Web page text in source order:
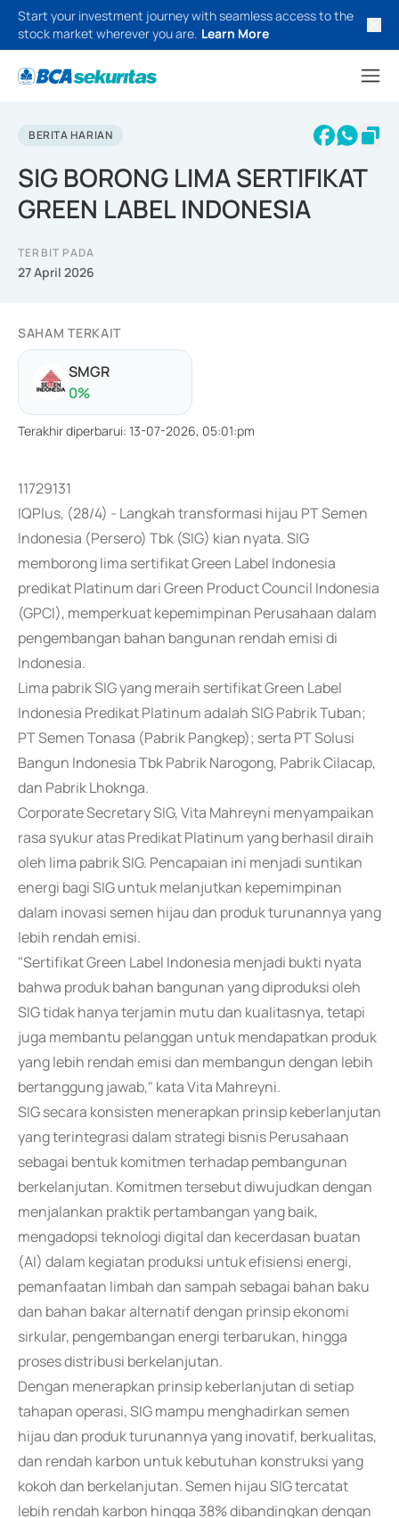
Start your investment journey with seamless access to the
stock market wherever you are. Learn More
BERITA HARIAN
SIG BORONG LIMA SERTIFIKAT
GREEN LABEL INDONESIA
TERBIT PADA
27 April 2026
SAHAM TERKAIT
SMGR
0%
Terakhir diperbarui: 13-07-2026, 05:01:pm
11729131
IQPlus, (28/4) - Langkah transformasi hijau PT Semen
Indonesia (Persero) Tbk (SIG) kian nyata. SIG
memborong lima sertifikat Green Label Indonesia
predikat Platinum dari Green Product Council Indonesia
(GPCI), memperkuat kepemimpinan Perusahaan dalam
pengembangan bahan bangunan rendah emisi di
Indonesia.
Lima pabrik SIG yang meraih sertifikat Green Label
Indonesia Predikat Platinum adalah SIG Pabrik Tuban;
PT Semen Tonasa (Pabrik Pangkep); serta PT Solusi
Bangun Indonesia Tbk Pabrik Narogong, Pabrik Cilacap,
dan Pabrik Lhoknga.
Corporate Secretary SIG, Vita Mahreyni menyampaikan
rasa syukur atas Predikat Platinum yang berhasil diraih
oleh lima pabrik SIG. Pencapaian ini menjadi suntikan
energi bagi SIG untuk melanjutkan kepemimpinan
dalam inovasi semen hijau dan produk turunannya yang
lebih rendah emisi.
"Sertifikat Green Label Indonesia menjadi bukti nyata
bahwa produk bahan bangunan yang diproduksi oleh
SIG tidak hanya terjamin mutu dan kualitasnya, tetapi
juga membantu pelanggan untuk mendapatkan produk
yang lebih rendah emisi dan membangun dengan lebih
bertanggung jawab," kata Vita Mahreyni.
SIG secara konsisten menerapkan prinsip keberlanjutan
yang terintegrasi dalam strategi bisnis Perusahaan
sebagai bentuk komitmen terhadap pembangunan
berkelanjutan. Komitmen tersebut diwujudkan dengan
menjalankan praktik pertambangan yang baik,
mengadopsi teknologi digital dan kecerdasan buatan
(AI) dalam kegiatan produksi untuk efisiensi energi,
pemanfaatan limbah dan sampah sebagai bahan baku
dan bahan bakar alternatif dengan prinsip ekonomi
sirkular, pengembangan energi terbarukan, hingga
proses distribusi berkelanjutan.
Dengan menerapkan prinsip keberlanjutan di setiap
tahapan operasi, SIG mampu menghadirkan semen
hijau dan produk turunannya yang inovatif, berkualitas,
dan rendah karbon untuk kebutuhan konstruksi yang
kokoh dan berkelanjutan. Semen hijau SIG tercatat
lebih rendah karbon hingga 38% dibandingkan dengan